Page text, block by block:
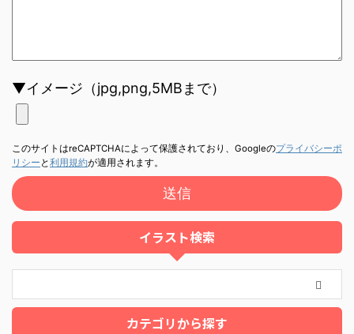
▼イメージ（jpg,png,5MBまで）
このサイトはreCAPTCHAによって保護されており、Googleのプライバシーポ
リシー と利用規約が適用されます。
イラスト検索
カテゴリから探す